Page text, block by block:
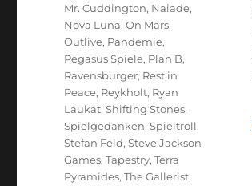
Mr. Cuddington, Naiade,
Nova Luna,On Mars,
Outlive, Pandemie,
Pegasus Spiele, Plan B,
Ravensburger, Rest in
Peace, Reykholt, Ryan
Laukat,Shifting Stones,
Spielgedanken,Spieltroll,
Stefan Feld,Steve Jackson
Games,Tapestry,Terra
Pyramides,The Gallerist,